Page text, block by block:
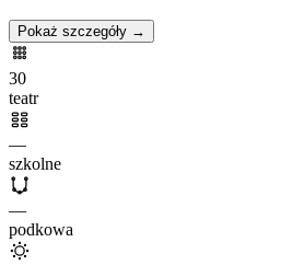
Pokaż szczegóły →
30
teatr
—
szkolne
—
podkowa